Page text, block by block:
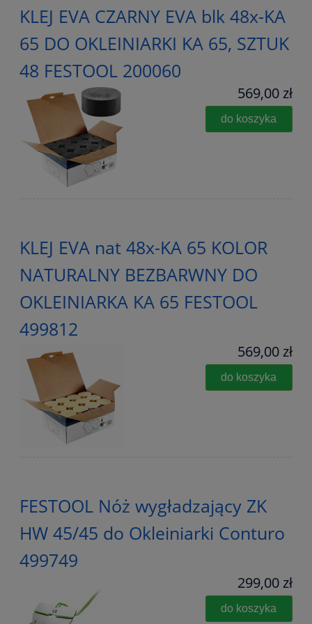
KLEJ EVA CZARNY EVA blk 48x-KA
65 DO OKLEINIARKI KA 65, SZTUK
48 FESTOOL 200060
569,00 zł
do koszyka
KLEJ EVA nat 48x-KA 65 KOLOR
NATURALNY BEZBARWNY DO
OKLEINIARKA KA 65 FESTOOL
499812
569,00 zł
do koszyka
FESTOOL Nóż wygładzający ZK
HW 45/45 do Okleiniarki Conturo
499749
299,00 zł
do koszyka